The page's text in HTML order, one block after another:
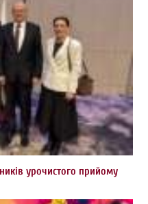
урочистого прийому